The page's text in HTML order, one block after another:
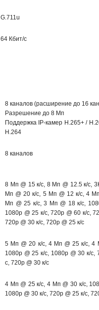
G.711u
64 Кбит/с
8 каналов (расширение до 16
Разрешение до 8 Мп
Поддержка IP-камер H.265+ /
H.264
8 каналов
8 Мп @ 15 к/с, 8 Мп @ 12.5 к/с,
Мп @ 20 к/с, 5 Мп @ 12 к/с, 4
Мп @ 25 к/с, 3 Мп @ 18 к/с,
1080p @ 25 к/с, 720p @ 60 к/с,
720p @ 30 к/с, 720p @ 25 к/с
5 Мп @ 20 к/с, 4 Мп @ 25 к/с, 4
1080p @ 25 к/с, 1080p @ 30 к/с,
с, 720p @ 30 к/с
4 Мп @ 25 к/с, 4 Мп @ 30 к/с,
1080p @ 30 к/с, 720p @ 25 к/с,